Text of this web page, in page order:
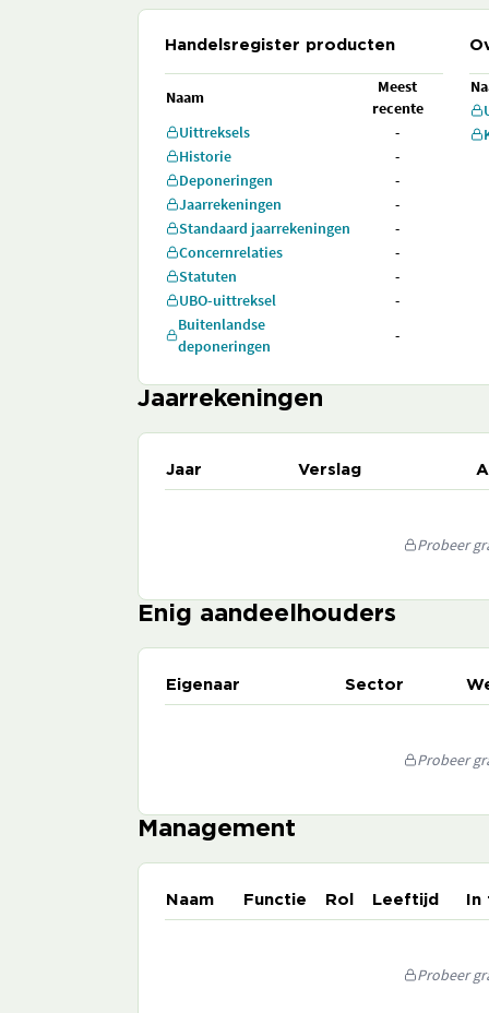
Handelsregister producten
Naam
Meest
recente
Uittreksels
-
Historie
-
Deponeringen
-
Jaarrekeningen
-
Standaard jaarrekeningen
-
Concernrelaties
-
Statuten
-
UBO-uittreksel
-
Buitenlandse
deponeringen
-
Jaarrekeningen
Jaar Verslag
Probeer
Enig aandeelhouders
Eigenaar Sector
Probeer
Management
Naam Functie Rol Leeftijd
Probeer